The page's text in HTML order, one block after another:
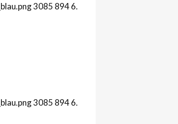
3085 8946.
3085 8946.